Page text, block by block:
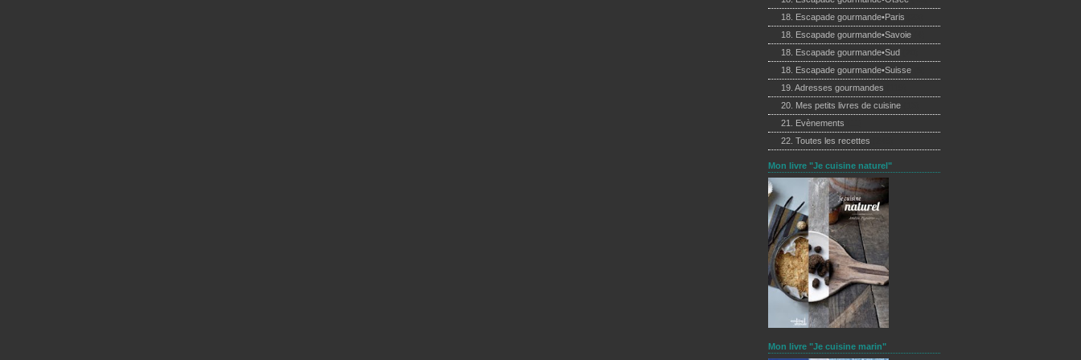
18. Escapade gourmande•Paris
18. Escapade gourmande•Savoie
18. Escapade gourmande•Sud
18. Escapade gourmande•Suisse
19. Adresses gourmandes
20. Mes petits livres de cuisine
21. Evènements
22. Toutes les recettes
Mon livre "Je cuisine naturel"
Mon livre "Je cuisine marin"